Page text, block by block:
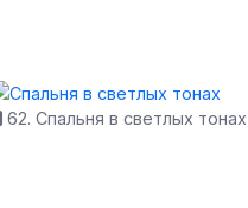
62. Спальня в светлых тонах